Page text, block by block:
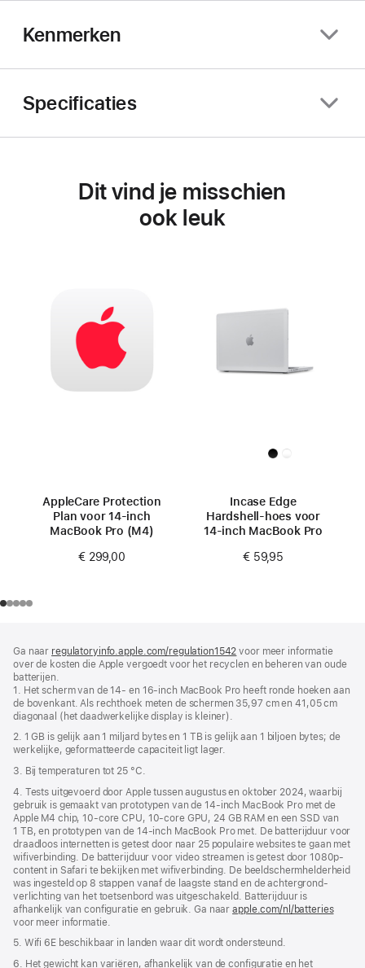
Kenmerken
Specificaties
Dit vind je misschien
ook leuk
AppleCare Protection
Plan voor 14‑inch
MacBook Pro (M4)
€ 299,00
Incase Edge
Hardshell-hoes voor
14-inch MacBook Pro
€ 59,95
Ga naar regulatoryinfo.apple.com/regulation1542 (wordt
in
venster
geopend)
voor meer informatie
over de kosten die Apple vergoedt voor het recyclen en beheren van oude
batterijen.
1. Het scherm van de 14‑ en 16-inch MacBook Pro heeft ronde hoeken aan
de bovenkant. Als rechthoek meten de schermen 35,97 cm en 41,05 cm
diagonaal (het daadwerkelijke display is kleiner).
2. 1 GB is gelijk aan 1 miljard bytes en 1 TB is gelijk aan 1 biljoen bytes; de
werkelijke, geformatteerde capaciteit ligt lager.
3. Bij temperaturen tot 25 °C.
4. Tests uitgevoerd door Apple tussen augustus en oktober 2024, waarbij
gebruik is gemaakt van prototypen van de 14‑inch MacBook Pro met de
Apple M4 chip, 10‑core CPU, 10‑core GPU, 24 GB RAM en een SSD van
1 TB, en prototypen van de 14‑inch MacBook Pro met. De batterijduur voor
draadloos internetten is getest door naar 25 populaire websites te gaan met
wifiverbinding. De batterijduur voor video streamen is getest door 1080p-
content in Safari te bekijken met wifiverbinding. De beeldscherm­helderheid
was ingesteld op 8 stappen vanaf de laagste stand en de achtergrond­
verlichting van het toetsenbord was uitgeschakeld. Batterijduur is
afhankelijk van configuratie en gebruik. Ga naarapple.com/nl/batteries
voor meer informatie.
5. Wifi 6E beschikbaar in landen waar dit wordt ondersteund.
6. Het gewicht kan variëren, afhankelijk van de configuratie en het